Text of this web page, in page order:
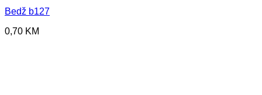
Bedž b127
0,70 KM